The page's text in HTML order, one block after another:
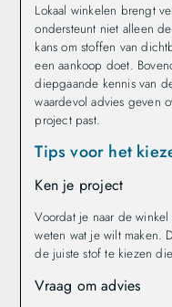
Lokaal winkelen brengt
ondersteunt niet alleen
kans om stoffen van
een aankoop doet.
diepgaande kennis van
waardevol advies geven
project past.
Tips voor het
Ken je project
Voordat je naar de
weten wat je wilt maken.
de juiste stof te kiezen
Vraag om advies